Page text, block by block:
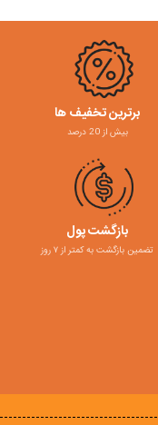
برترین تخفیف ها
بیش از 20 درصد
بازگشت پول
تضمین بازگشت به کمتر از ۷ روز